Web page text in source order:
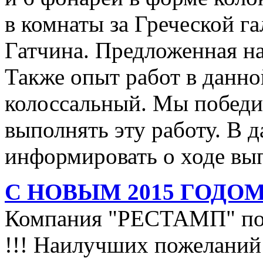
в комнаты за Греческой
Гатчина. Предложенная
Также опыт работ в
колоссальный. Мы
выполнять эту работу. В
информировать о ходе
С НОВЫМ 2015
Компания "РЕСТАМП"
!!! Наилучших